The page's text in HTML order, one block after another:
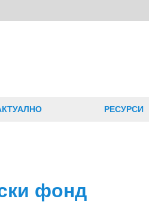
РЕСУРСИ
фонд